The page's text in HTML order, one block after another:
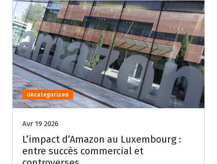
Uncategorized
Avr 19 2026
L’impact d’Amazon au Luxembourg :
entre succès commercial et